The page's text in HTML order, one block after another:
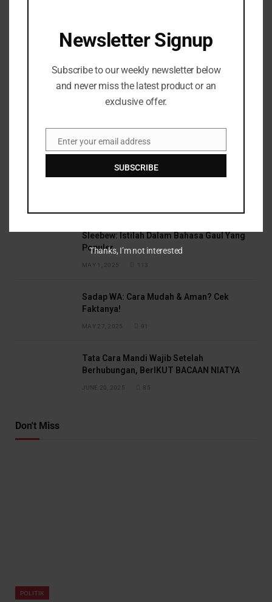
Sleebew: Istilah Dalam Bahasa Gaul Yang
Populer
MAY 1, 2025 113
Sadap WA: Cara Mudah & Aman? Cek
Faktanya!
MAY 27, 2025 91
Tata Cara Mandi Wajib Setelah
Berhubungan, BerIKUT BACAAN NIATYA
JUNE 20, 2025 85
Don't Miss
POLITIK
Newsletter Signup
Subscribe to our weekly newsletter below
and never miss the latest product or an
exclusive offer.
EmailEnter your email address
SUBSCRIBE
Thanks, I’m not interested